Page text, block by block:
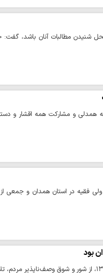
شنیدن مطالبات آنان باشد، گفت:
همدلی و مشارکت همه اقشار و
فقیه در استان همدان و جمعی از
بود
حوزه/ حجت‌الاسلام صریحی با مرور خاطرات خود از سفر رهبر شهید انقلاب به همدان در سال ۱۳۸۳،